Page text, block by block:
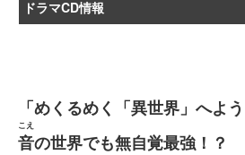
ドラマCD情報
「めくるめく「異世界」へよう
音
こえ
の世界でも無自覚最強！？